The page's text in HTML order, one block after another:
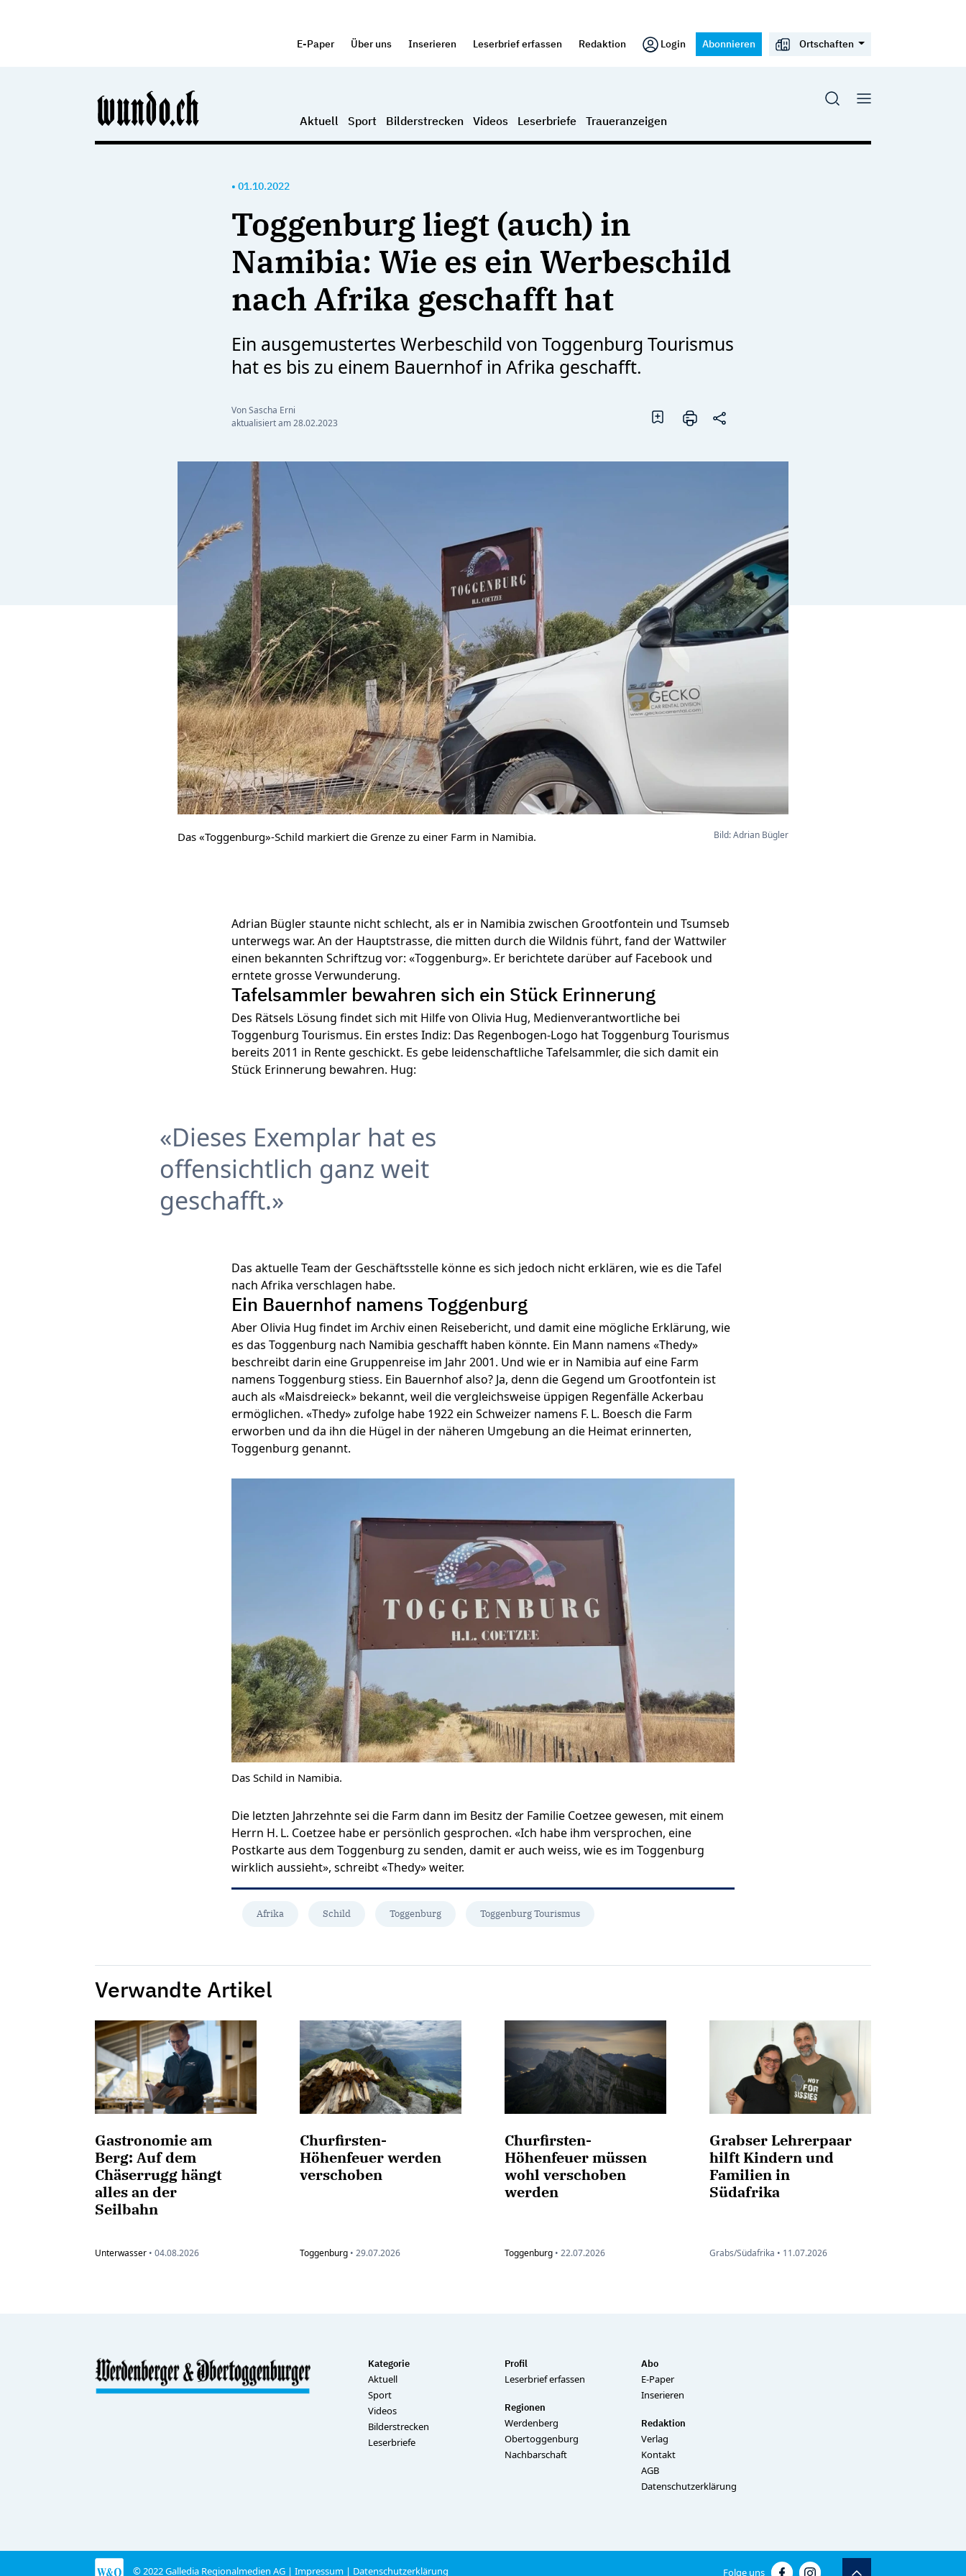
E-Paper Über uns Inserieren Leserbrief erfassen Redaktion Login Abonnieren Ortschaften
Aktuell Sport Bilderstrecken Videos Leserbriefe Traueranzeigen
• 01.10.2022
Toggenburg liegt (auch) in
Namibia: Wie es ein Werbeschild
nach Afrika geschafft hat
Ein ausgemustertes Werbeschild von Toggenburg Tourismus
hat es bis zu einem Bauernhof in Afrika geschafft.
Von Sascha Erni
aktualisiert am28.02.2023
Das «Toggenburg»-Schild markiert die Grenze zu einer Farm in Namibia. Bild: Adrian Bügler
Adrian Bügler staunte nicht schlecht, als er in Namibia zwischen Grootfontein und Tsumseb
unterwegs war. An der Hauptstrasse, die mitten durch die Wildnis führt, fand der Wattwiler
einen bekannten Schriftzug vor: «Toggenburg». Er berichtete darüber auf Facebook und
erntete grosse Verwunderung.
Tafelsammler bewahren sich ein Stück Erinnerung
Des Rätsels Lösung findet sich mit Hilfe von Olivia Hug, Medienverantwortliche bei
Toggenburg Tourismus. Ein erstes Indiz: Das Regenbogen-Logo hat Toggenburg Tourismus
bereits 2011 in Rente geschickt. Es gebe leidenschaftliche Tafelsammler, die sich damit ein
Stück Erinnerung bewahren. Hug:
Dieses Exemplar hat es
offensichtlich ganz weit
geschafft.
Das aktuelle Team der Geschäftsstelle könne es sich jedoch nicht erklären, wie es die Tafel
nach Afrika verschlagen habe.
Ein Bauernhof namens Toggenburg
Aber Olivia Hug findet im Archiv einen Reisebericht, und damit eine mögliche Erklärung, wie
es das Toggenburg nach Namibia geschafft haben könnte. Ein Mann namens «Thedy»
beschreibt darin eine Gruppenreise im Jahr 2001. Und wie er in Namibia auf eine Farm
namens Toggenburg stiess. Ein Bauernhof also? Ja, denn die Gegend um Grootfontein ist
auch als «Maisdreieck» bekannt, weil die vergleichsweise üppigen Regenfälle Ackerbau
ermöglichen. «Thedy» zufolge habe 1922 ein Schweizer namens F. L. Boesch die Farm
erworben und da ihn die Hügel in der näheren Umgebung an die Heimat erinnerten,
Toggenburg genannt.
Das Schild in Namibia.
Die letzten Jahrzehnte sei die Farm dann im Besitz der Familie Coetzee gewesen, mit einem
Herrn H. L. Coetzee habe er persönlich gesprochen. «Ich habe ihm versprochen, eine
Postkarte aus dem Toggenburg zu senden, damit er auch weiss, wie es im Toggenburg
wirklich aussieht», schreibt «Thedy» weiter.
Afrika Schild Toggenburg Toggenburg Tourismus
Verwandte Artikel
Gastronomie am
Berg: Auf dem
Chäserrugg hängt
alles an der
Seilbahn
Unterwasser • 04.08.2026
Churfirsten-
Höhenfeuer werden
verschoben
Toggenburg • 29.07.2026
Churfirsten-
Höhenfeuer müssen
wohl verschoben
werden
Toggenburg • 22.07.2026
Grabser Lehrerpaar
hilft Kindern und
Familien in
Südafrika
Grabs/Südafrika • 11.07.2026
Kategorie
Aktuell
Sport
Videos
Bilderstrecken
Leserbriefe
Profil
Leserbrief erfassen
Regionen
Werdenberg
Obertoggenburg
Nachbarschaft
Abo
E-Paper
Inserieren
Redaktion
Verlag
Kontakt
AGB
Datenschutzerklärung
© 2022 Galledia Regionalmedien AG | Impressum | Datenschutzerklärung Folge uns